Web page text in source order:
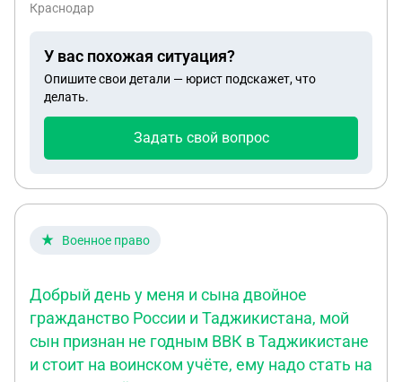
Краснодар
У вас похожая ситуация?
Опишите свои детали — юрист подскажет, что
делать.
Задать свой вопрос
Военное право
Добрый день у меня и сына двойное
гражданство России и Таджикистана, мой
сын признан не годным ВВК в Таджикистане
и стоит на воинском учёте, ему надо стать на